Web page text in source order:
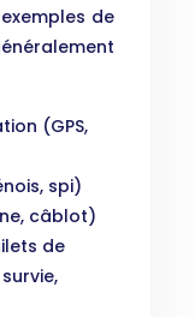
de
(GPS,
spi)
câblot)
de